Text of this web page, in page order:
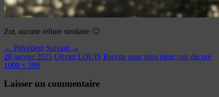
Zut, aucune reliure similaire 🙁
← Précédent Suivant →
28 janvier 2025 Olivier LOUIS Recette pour mini plein cuir décoré
1000 × 599
Laisser un commentaire